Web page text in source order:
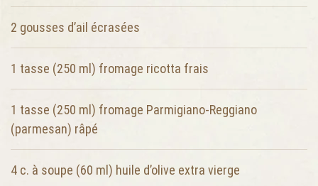
2 gousses d’ail écrasées
1 tasse (250 ml) fromage ricotta frais
1 tasse (250 ml) fromage Parmigiano-Reggiano
(parmesan) râpé
4 c. à soupe (60 ml) huile d’olive extra vierge